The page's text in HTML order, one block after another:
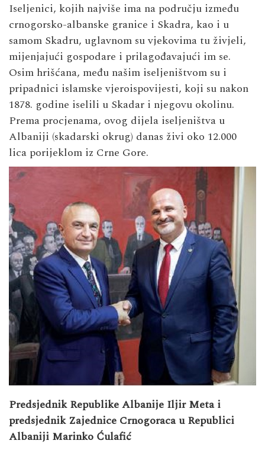
Iseljenici, kojih najviše ima na području između
crnogorsko-albanske granice i Skadra, kao i u
samom Skadru, uglavnom su vjekovima tu živjeli,
mijenjajući gospodare i prilagođavajući im se.
Osim hrišćana, među našim iseljeništvom su i
pripadnici islamske vjeroispovijesti, koji su nakon
1878. godine iselili u Skadar i njegovu okolinu.
Prema procjenama, ovog dijela iseljeništva u
Albaniji (skadarski okrug) danas živi oko 12.000
lica porijeklom iz Crne Gore.
Predsjednik Republike Albanije Iljir Meta i
predsjednik Zajednice Crnogoraca u Republici
Albaniji Marinko Ćulafić